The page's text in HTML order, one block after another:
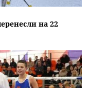
на 22